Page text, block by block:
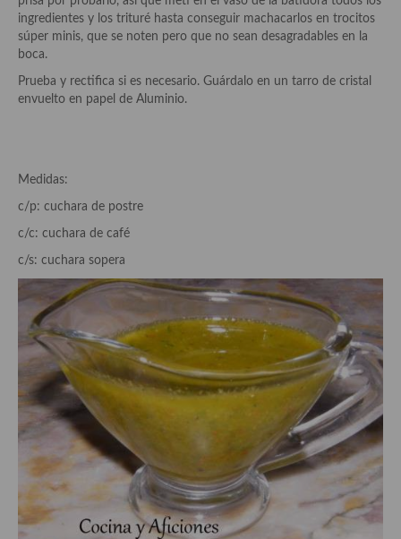
Arroces Y fideuás
Cuscús
Masas elaboradas con harina, pizzas, quiches y demás
Plato principal
Carne
Pescado y Marisco
Postres y dulces
Postres con frutas
Quesos, recetas
Salazones y encurtidos
Recetas Especiales
Recetas de Cuaresma
ingredientes y los trituré hasta conseguir machacarlos en trocitos
súper minis, que se noten pero que no sean desagradables en la
boca.
Prueba y rectifica si es necesario. Guárdalo en un tarro de cristal
envuelto en papel de Aluminio.
Medidas:
c/p: cuchara de postre
c/c: cuchara de café
c/s: cuchara sopera